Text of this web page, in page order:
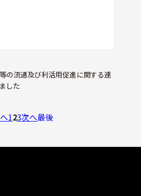
の流通及び利活用促進に関する連
した
123次へ最後